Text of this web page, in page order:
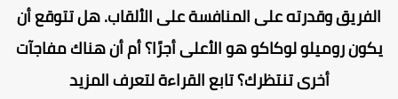
الفريق وقدرته على المنافسة على الألقاب. هل تتوقع أن
يكون روميلو لوكاكو هو الأعلى أجرًا؟ أم أن هناك مفاجآت
أخرى تنتظرك؟ تابع القراءة لتعرف المزيد